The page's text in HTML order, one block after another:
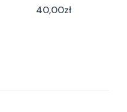
40,00zł